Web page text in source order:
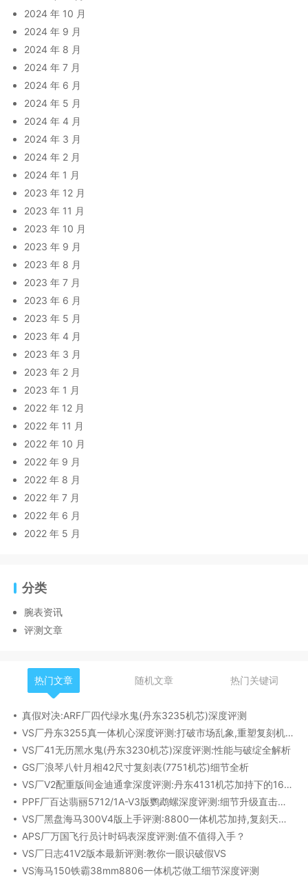
2024 年 10 月
2024 年 9 月
2024 年 8 月
2024 年 7 月
2024 年 6 月
2024 年 5 月
2024 年 4 月
2024 年 3 月
2024 年 2 月
2024 年 1 月
2023 年 12 月
2023 年 11 月
2023 年 10 月
2023 年 9 月
2023 年 8 月
2023 年 7 月
2023 年 6 月
2023 年 5 月
2023 年 4 月
2023 年 3 月
2023 年 2 月
2023 年 1 月
2022 年 12 月
2022 年 11 月
2022 年 10 月
2022 年 9 月
2022 年 8 月
2022 年 7 月
2022 年 6 月
2022 年 5 月
分类
腕表资讯
评测文章
热门文章 随机文章 热门关键词
真假对决:ARF厂四代绿水鬼(丹东3235机芯)深度评测
VS厂丹东3255真一体机心深度评测:打破市场乱象,重塑复刻机芯新标杆​
VS厂41无历黑水鬼(丹东3230机芯)深度评测:性能与破绽全解析
GS厂浪琴八针月相42尺寸复刻表(7751机芯)细节全析
VS厂V2配重版间金迪通拿深度评测:丹东4131机芯加持下的165克精密之作​
PPF厂百达翡丽5712/1A-V3版鹦鹉螺深度评测:细节升级直击正品
VS厂黑盘海马300V4版上手评测:8800一体机芯加持,复刻天花板实至名归?
APS厂万国飞行员计时码表深度评测:值不值得入手？
VS厂日志41V2版本最新评测:教你一眼识破假VS
VS海马150铁霸38mm8806一体机芯做工细节深度评测